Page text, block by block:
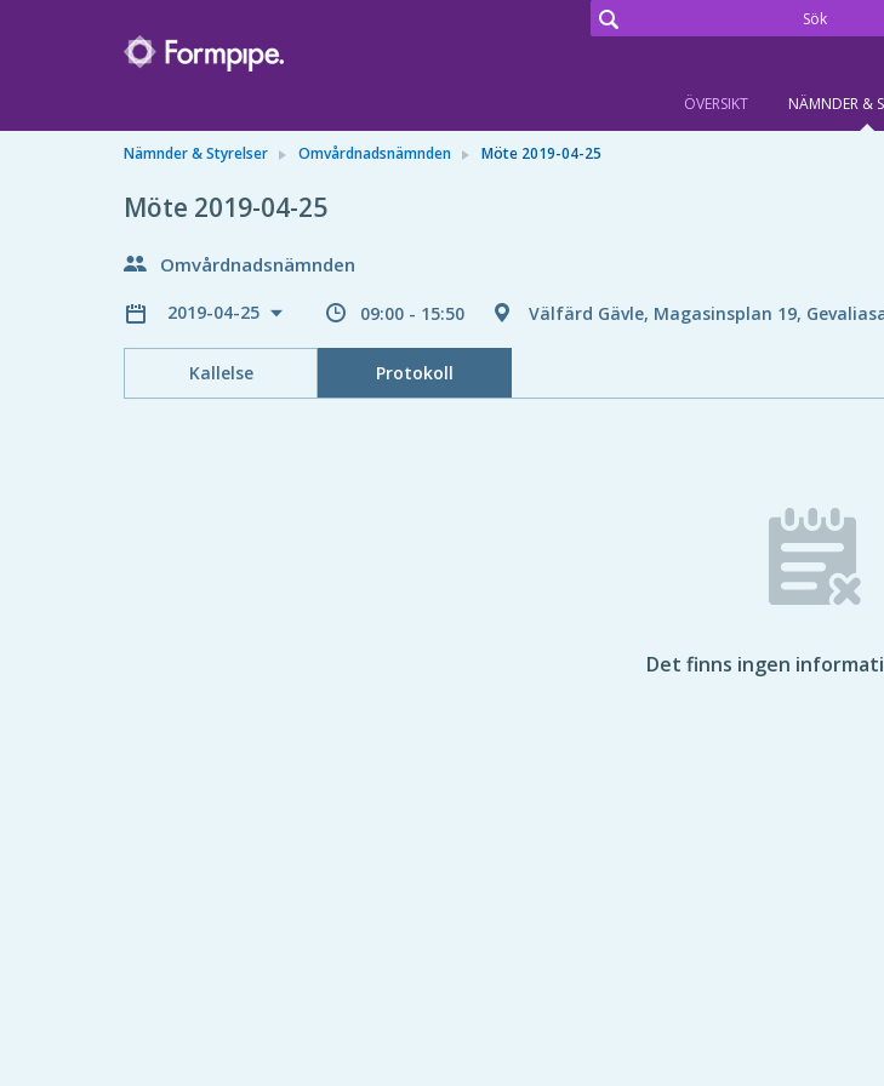
ÖVERSIKT NÄMNDER &
Nämnder & Styrelser Omvårdnadsnämnden Möte 2019-04-25
Möte 2019-04-25
Omvårdnadsnämnden
2019-04-25 09:00 - 15:50 Välfärd Gävle, Magasinsplan 19,
Kallelse Protokoll
Det finns ingen